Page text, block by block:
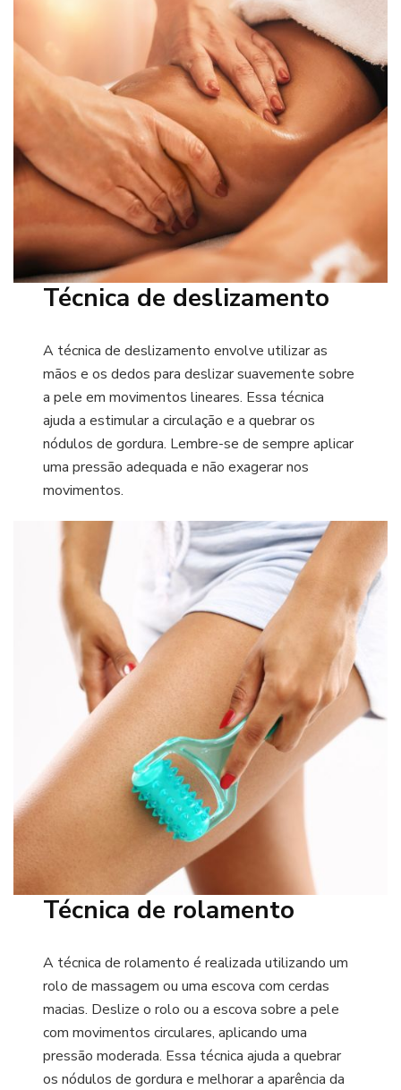
Técnica de deslizamento
A técnica de deslizamento envolve utilizar as
mãos e os dedos para deslizar suavemente sobre
a pele em movimentos lineares. Essa técnica
ajuda a estimular a circulação e a quebrar os
nódulos de gordura. Lembre-se de sempre aplicar
uma pressão adequada e não exagerar nos
movimentos.
Técnica de rolamento
A técnica de rolamento é realizada utilizando um
rolo de massagem ou uma escova com cerdas
macias. Deslize o rolo ou a escova sobre a pele
com movimentos circulares, aplicando uma
pressão moderada. Essa técnica ajuda a quebrar
os nódulos de gordura e melhorar a aparência da